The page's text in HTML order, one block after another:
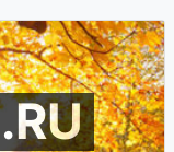
.RU